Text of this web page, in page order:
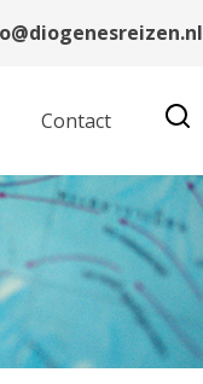
Contact